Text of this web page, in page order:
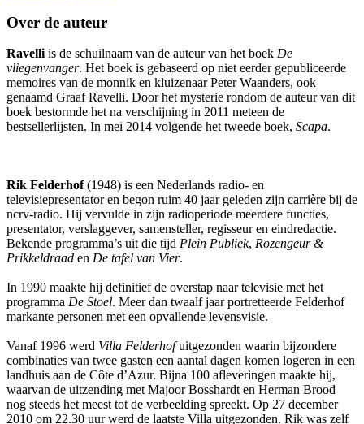
Over de auteur
Ravelliis de schuilnaam van de auteur van het boek De
vliegenvanger. Het boek is gebaseerd op niet eerder gepubliceerde
memoires van de monnik en kluizenaar Peter Waanders, ook
genaamd Graaf Ravelli. Door het mysterie rondom de auteur van dit
boek bestormde het na verschijning in 2011 meteen de
bestsellerlijsten. In mei 2014 volgende het tweede boek, Scapa.
Rik Felderhof(1948) is een Nederlands radio- en
televisiepresentator en begon ruim 40 jaar geleden zijn carrière bij de
ncrv-radio. Hij vervulde in zijn radioperiode meerdere functies,
presentator, verslaggever, samensteller, regisseur en eindredactie.
Bekende programma’s uit die tijd Plein Publiek, Rozengeur &
Prikkeldraad en De tafel van Vier.
In 1990 maakte hij definitief de overstap naar televisie met het
programma De Stoel. Meer dan twaalf jaar portretteerde Felderhof
markante personen met een opvallende levensvisie.
Vanaf 1996 werd Villa Felderhofuitgezonden waarin bijzondere
combinaties van twee gasten een aantal dagen komen logeren in een
landhuis aan de Côte d’Azur. Bijna 100 afleveringen maakte hij,
waarvan de uitzending met Majoor Bosshardt en Herman Brood
nog steeds het meest tot de verbeelding spreekt. Op 27 december
2010 om 22.30 uur werd de laatste Villa uitgezonden. Rik was zelf